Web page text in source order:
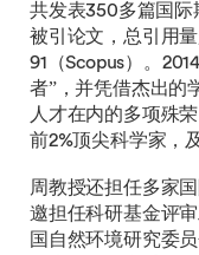
共发表350多篇国际
被引论文，总引用
91（Scopus）。
者”，并凭借杰出的
人才在内的多项殊
前2%顶尖科学家，
周教授还担任多家
邀担任科研基金评
国自然环境研究委